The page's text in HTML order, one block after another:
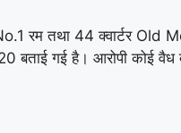
रम तथा 44 क्वार्टर Old
बताई गई है। आरोपी कोई वैध